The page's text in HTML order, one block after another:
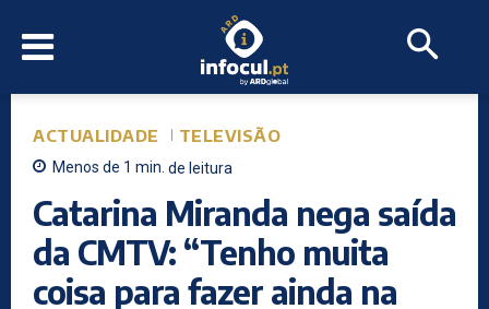
ACTUALIDADE TELEVISÃO
Menos de 1 min. de leitura
Catarina Miranda nega saída
da CMTV: “Tenho muita
coisa para fazer ainda na